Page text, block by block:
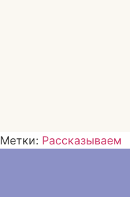
Метки: Рассказываем